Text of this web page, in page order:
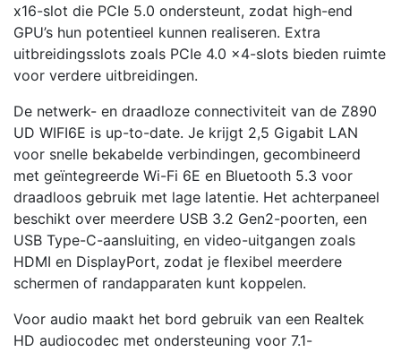
x16-slot die PCIe 5.0 ondersteunt, zodat high-end
GPU’s hun potentieel kunnen realiseren. Extra
uitbreidingsslots zoals PCIe 4.0 x4-slots bieden ruimte
voor verdere uitbreidingen.
De netwerk- en draadloze connectiviteit van de Z890
UD WIFI6E is up-to-date. Je krijgt 2,5 Gigabit LAN
voor snelle bekabelde verbindingen, gecombineerd
met geïntegreerde Wi-Fi 6E en Bluetooth 5.3 voor
draadloos gebruik met lage latentie. Het achterpaneel
beschikt over meerdere USB 3.2 Gen2-poorten, een
USB Type-C-aansluiting, en video-uitgangen zoals
HDMI en DisplayPort, zodat je flexibel meerdere
schermen of randapparaten kunt koppelen.
Voor audio maakt het bord gebruik van een Realtek
HD audiocodec met ondersteuning voor 7.1-